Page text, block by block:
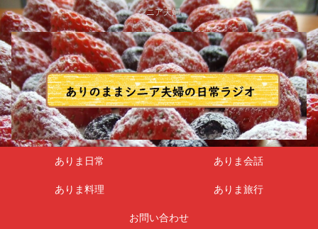
シニア夫婦
ありま日常 ありま会話
ありま料理 ありま旅行
お問い合わせ